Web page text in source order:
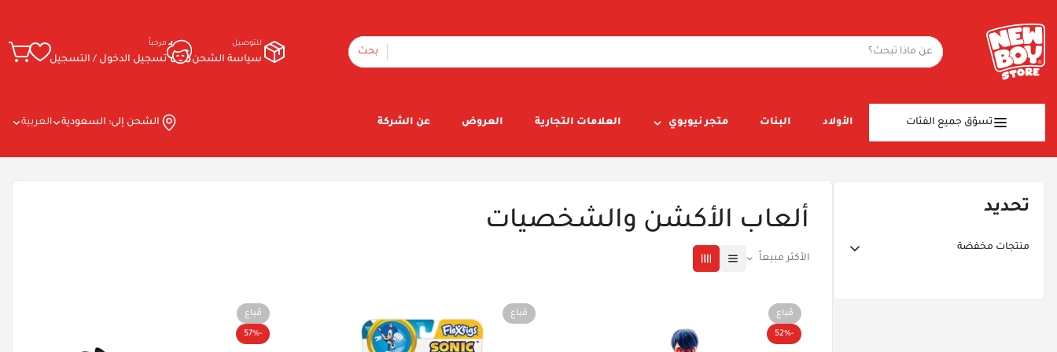
بحث
للتوصيل
سياسة الشحن
مرحباً
تسجيل الدخول / التسجيل
تسوّق جميع الفئات الأولاد البنات متجر نيوبوي العلامات التجارية العروض عن الشركة الشحن إلى: السعودية العربية
تحديد
منتجات مخفضة
ألعاب الأكشن والشخصيات
الأكثر مبيعاً
مُباع
-52%
مُباع مُباع
-57%